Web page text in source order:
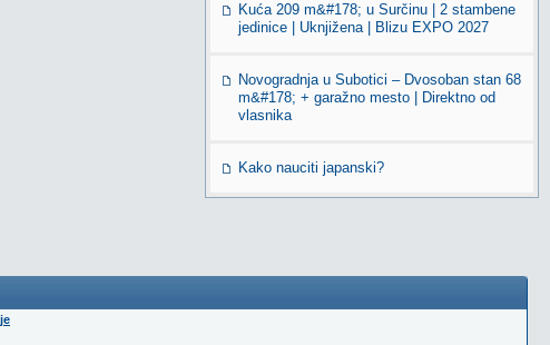
Kuća 209 m&#178; u Surčinu | 2 stambene
jedinice | Uknjižena | Blizu EXPO 2027
Novogradnja u Subotici – Dvosoban stan 68
m&#178; + garažno mesto | Direktno od
vlasnika
Kako nauciti japanski?